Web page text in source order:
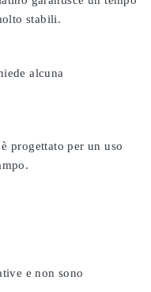
stabili.
alcuna
progettato per un uso
e non sono